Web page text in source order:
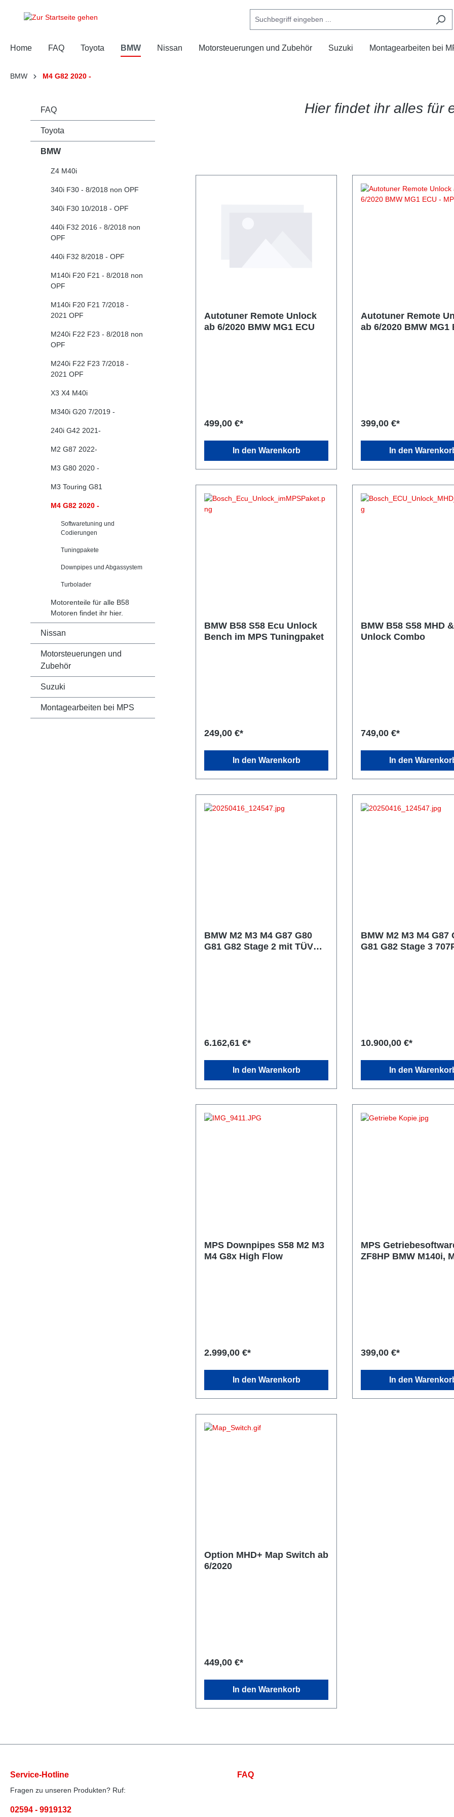
Home FAQ Toyota BMW Nissan Motorsteuerungen und Zubehör Suzuki Montagearbeiten bei
BMW M4 G82 2020 -
FAQ
Toyota
BMW
Z4 M40i
340i F30 - 8/2018 non OPF
340i F30 10/2018 - OPF
440i F32 2016 - 8/2018 non
OPF
440i F32 8/2018 - OPF
M140i F20 F21 - 8/2018 non
OPF
M140i F20 F21 7/2018 -
2021 OPF
M240i F22 F23 - 8/2018 non
OPF
M240i F22 F23 7/2018 -
2021 OPF
X3 X4 M40i
M340i G20 7/2019 -
240i G42 2021-
M2 G87 2022-
M3 G80 2020 -
M3 Touring G81
M4 G82 2020 -
Softwaretuning und
Codierungen
Tuningpakete
Downpipes und Abgassystem
Turbolader
Motorenteile für alle B58
Motoren findet ihr hier.
Nissan
Motorsteuerungen und
Zubehör
Suzuki
Montagearbeiten bei MPS
Hier findet ihr alles für
Autotuner Remote Unlock
ab 6/2020 BMW MG1 ECU
499,00 €*
In den Warenkorb
Autotuner Remote
ab 6/2020 BMW MG1
399,00 €*
In den
BMW B58 S58 Ecu Unlock
Bench im MPS Tuningpaket
249,00 €*
In den Warenkorb
BMW B58 S58 MHD &
Unlock Combo
749,00 €*
In den
BMW M2 M3 M4 G87 G80
G81 G82 Stage 2 mit TÜV
6.162,61 €*
In den Warenkorb
BMW M2 M3 M4 G87
G81 G82 Stage 3 707PS mit
10.900,00 €*
In den
MPS Downpipes S58 M2 M3
M4 G8x High Flow
2.999,00 €*
In den Warenkorb
MPS
ZF8HP BMW M140i,
399,00 €*
In den
Option MHD+ Map Switch ab
6/2020
449,00 €*
In den Warenkorb
Service-Hotline
Fragen zu unseren Produkten? Ruf:
02594 - 9919132
FAQ